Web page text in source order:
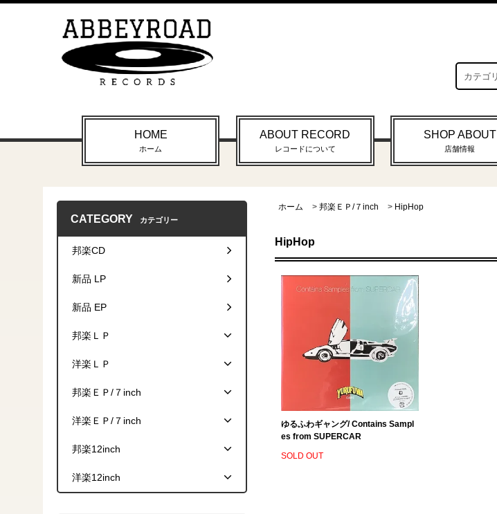
HOME
ホーム
ABOUT RECORD
レコードについて
SHOP ABOUT
店舗情報
ホーム > 邦楽ＥＰ/７inch > HipHop
HipHop
ゆるふわギャング/ Contains Sampl
es from SUPERCAR
SOLD OUT
CATEGORY カテゴリー
邦楽CD
新品 LP
新品 EP
邦楽ＬＰ
洋楽ＬＰ
邦楽ＥＰ/７inch
洋楽ＥＰ/７inch
邦楽12inch
洋楽12inch